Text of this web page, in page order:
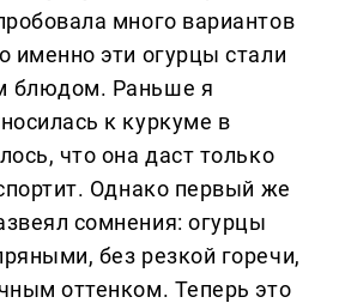
много вариантов
именно эти огурцы стали
блюдом. Раньше я
к куркуме в
что она даст только
Однако первый же
сомнения: огурцы
без резкой горечи,
оттенком. Теперь это